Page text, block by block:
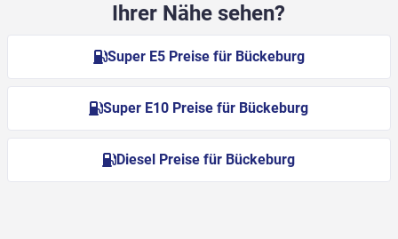
Ihrer Nähe sehen?
Super E5 Preise für Bückeburg
Super E10 Preise für Bückeburg
Diesel Preise für Bückeburg